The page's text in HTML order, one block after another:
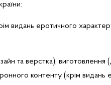
видань еротичного
та верстка), виготовлення
контенту (крім видань